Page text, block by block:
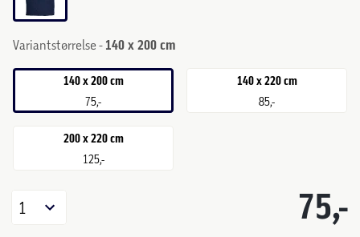
Variantstørrelse - 140 x 200 cm
140 x 200 cm
75,-
140 x 220 cm
85,-
200 x 220 cm
125,-
75,-
1